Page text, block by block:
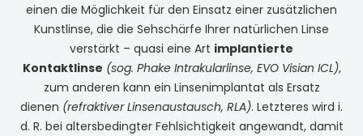
einen die Möglichkeit für den Einsatz einer zusätzlichen
Kunstlinse, die die Sehschärfe Ihrer natürlichen Linse
verstärkt – quasi eine Art implantierte
Kontaktlinse (sog. Phake Intrakularlinse, EVO Visian ICL),
zum anderen kann ein Linsenimplantat als Ersatz
dienen (refraktiver Linsenaustausch, RLA). Letzteres wird i.
d. R. bei altersbedingter Fehlsichtigkeit angewandt, damit